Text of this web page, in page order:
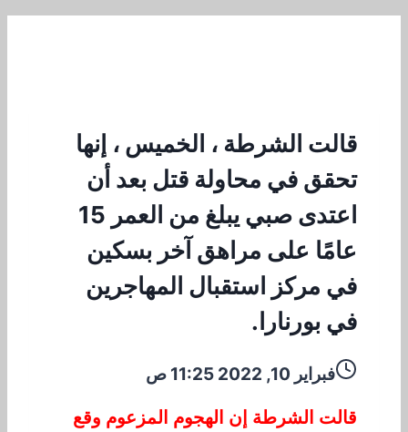
قالت الشرطة ، الخميس ، إنها
تحقق في محاولة قتل بعد أن
اعتدى صبي يبلغ من العمر 15
عامًا على مراهق آخر بسكين
في مركز استقبال المهاجرين
في بورنارا.
فبراير 10, 2022 11:25 ص
قالت الشرطة إن الهجوم المزعوم وقع